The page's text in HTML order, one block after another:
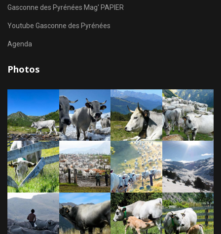
Gasconne des Pyrénées Mag' PAPIER
Youtube Gasconne des Pyrénées
Agenda
Photos